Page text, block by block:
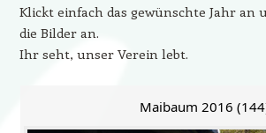
Klickt einfach das gewünschte Jahr an
die Bilder an.
Ihr seht, unser Verein lebt.
Maibaum 2016